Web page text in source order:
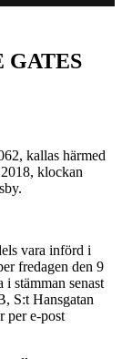
GATES
kallas härmed
klockan
vara införd i
fredagen den 9
stämman senast
S:t Hansgatan
per e-post